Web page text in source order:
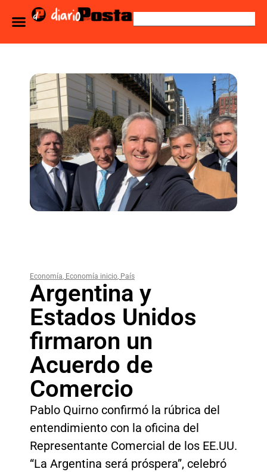
Economía, Economía inicio, País
Argentina y
Estados Unidos
firmaron un
Acuerdo de
Comercio
Pablo Quirno confirmó la rúbrica del
entendimiento con la oficina del
Representante Comercial de los EE.UU.
“La Argentina será próspera”, celebró